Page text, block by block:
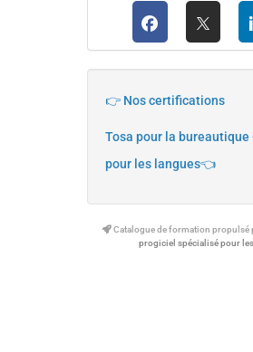
👉 Nos certifications
Tosa pour la bureautique
pour les langues👈
Catalogue de formation propulsé
progiciel spécialisé pour